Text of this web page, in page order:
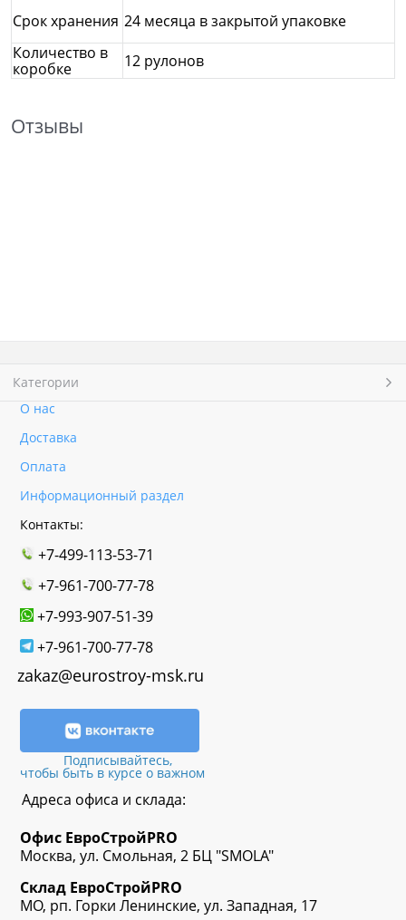
Срок хранения 24 месяца в закрытой упаковке
Количество в
коробке
12 рулонов
Отзывы
Категории
О нас
Доставка
Оплата
Информационный раздел
Контакты:
+7-499-113-53-71
+7-961-700-77-78
+7-993-907-51-39
+7-961-700-77-78
zakaz@eurostroy-msk.ru
Подписывайтесь,
чтобы быть в курсе о важном
Адреса офиса и склада:
Офис ЕвроСтройPRO
Москва, ул. Смольная, 2 БЦ "SMOLA"
Склад ЕвроСтройPRO
МО, рп. Горки Ленинские, ул. Западная, 17